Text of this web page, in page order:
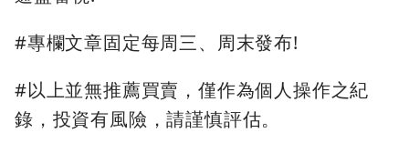
#專欄文章固定每周三、周末發布!
#以上並無推薦買賣，僅作為個人操作之紀
錄，投資有風險，請謹慎評估。